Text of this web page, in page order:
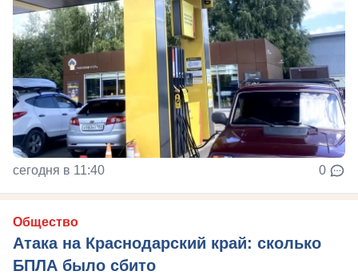
сегодня в 11:40 0
Общество
Атака на Краснодарский край: сколько
БПЛА было сбито